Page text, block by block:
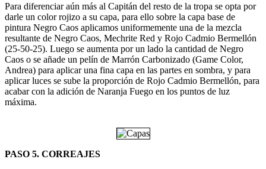
Para diferenciar aún más al Capitán del resto de la tropa se opta por
darle un color rojizo a su capa, para ello sobre la capa base de
pintura Negro Caos aplicamos uniformemente una de la mezcla
resultante de Negro Caos, Mechrite Red y Rojo Cadmio Bermellón
(25-50-25). Luego se aumenta por un lado la cantidad de Negro
Caos o se añade un pelín de Marrón Carbonizado (Game Color,
Andrea) para aplicar una fina capa en las partes en sombra, y para
aplicar luces se sube la proporción de Rojo Cadmio Bermellón, para
acabar con la adición de Naranja Fuego en los puntos de luz
máxima.
PASO 5. CORREAJES